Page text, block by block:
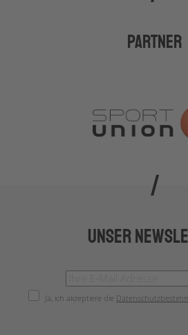
Partner
Unser
Ja, ich akzeptiere die